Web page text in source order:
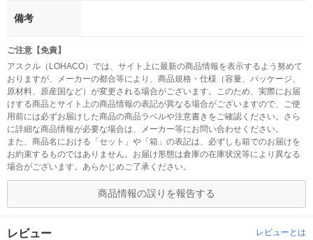
備考
ご注意【免責】
アスクル（LOHACO）では、サイト上に最新の商品情報を表示するよう努めて
おりますが、メーカーの都合等により、商品規格・仕様（容量、パッケージ、
原材料、原産国など）が変更される場合がございます。このため、実際にお届
けする商品とサイト上の商品情報の表記が異なる場合がございますので、ご使
用前には必ずお届けした商品の商品ラベルや注意書きをご確認ください。さら
に詳細な商品情報が必要な場合は、メーカー等にお問い合わせください。
また、商品名における「セット」や「箱」の表記は、必ずしも箱でのお届けを
お約束するものではありません。お届け形態は倉庫の在庫状況等により異なる
場合がございます。あらかじめご了承ください。
商品情報の誤りを報告する
レビュー レビューとは